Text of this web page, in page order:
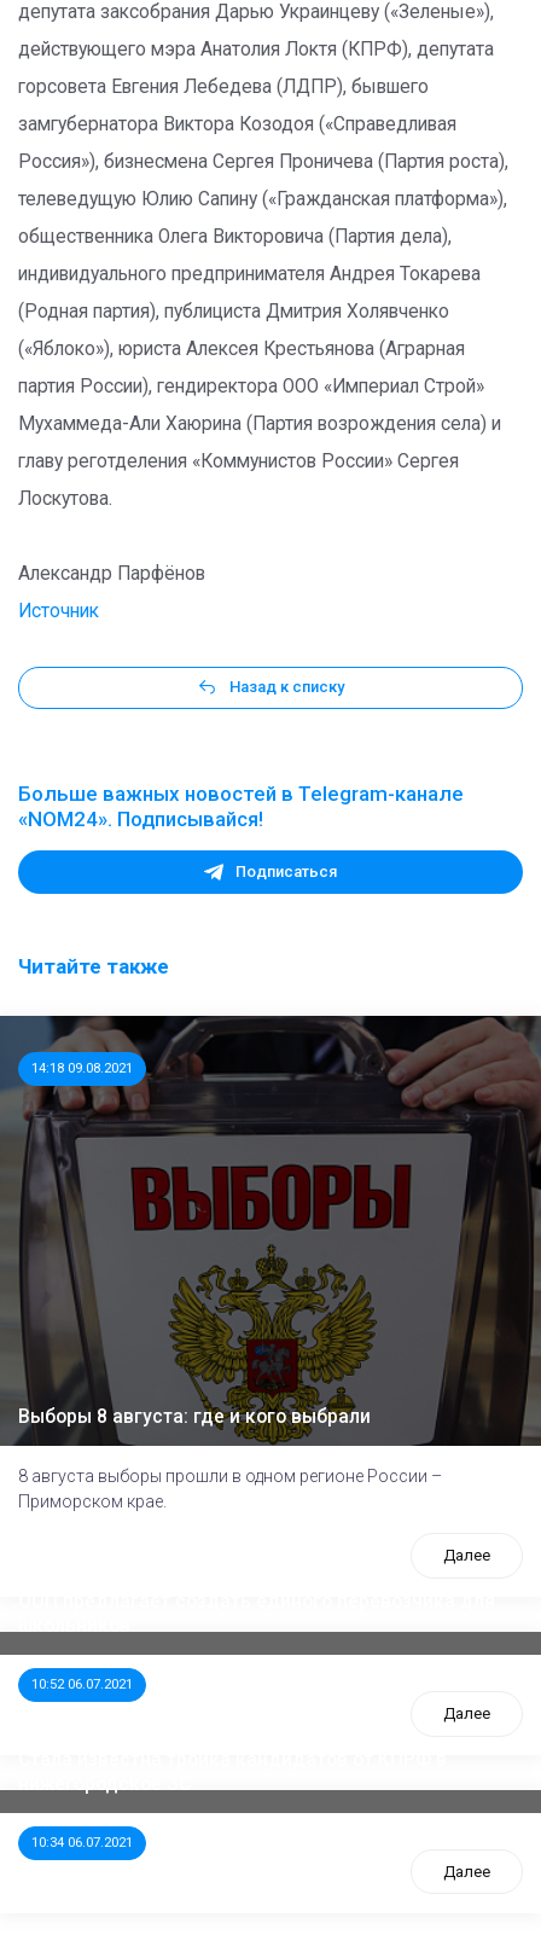
депутата заксобрания Дарью Украинцеву («Зеленые»),
действующего мэра Анатолия Локтя (КПРФ), депутата
горсовета Евгения Лебедева (ЛДПР), бывшего
замгубернатора Виктора Козодоя («Справедливая
Россия»), бизнесмена Сергея Проничева (Партия роста),
телеведущую Юлию Сапину («Гражданская платформа»),
общественника Олега Викторовича (Партия дела),
индивидуального предпринимателя Андрея Токарева
(Родная партия), публициста Дмитрия Холявченко
(«Яблоко»), юриста Алексея Крестьянова (Аграрная
партия России), гендиректора ООО «Империал Строй»
Мухаммеда-Али Хаюрина (Партия возрождения села) и
главу реготделения «Коммунистов России» Сергея
Лоскутова.
Александр Парфёнов
Источник
Назад к списку
Больше важных новостей в Telegram-канале
«NOM24». Подписывайся!
Подписаться
Читайте также
14:18 09.08.2021
Выборы 8 августа: где и кого выбрали
8 августа выборы прошли в одном регионе России –
Приморском крае.
Далее
10:52 06.07.2021
Далее
10:34 06.07.2021
Далее